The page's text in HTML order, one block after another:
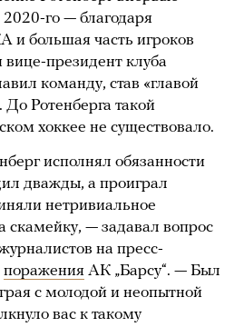
2020-го — благодаря
большая часть игроков
президент клуба
команду, став «главой
До Ротенберга такой
хоккее не существовало.
исполнял обязанности
дважды, а проиграл
нетривиальное
скамейку, — задавал вопрос
на пресс-
поражения АК „Барсу“. — Был
с молодой и неопытной
вас к такому